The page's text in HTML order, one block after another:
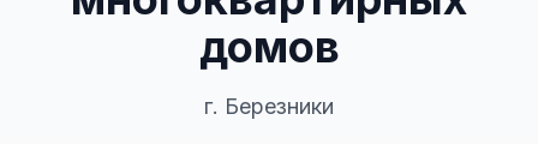
домов
г. Березники